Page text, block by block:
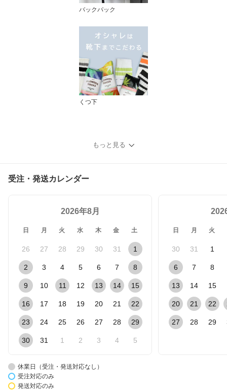
バックパック
くつ下
もっと見る
受注・発送カレンダー
2026年8月
日 月 火 水 木 金 土
26 27 28 29 30 31 1
2 3 4 5 6 7 8
9 10 11 12 13 14 15
16 17 18 19 20 21 22
23 24 25 26 27 28 29
30 31 1 2 3 4 5
日 月 火
30 31 1
6 7 8
13 14 15
20 21 22
27 28 29
休業日（受注・発送対応なし）
受注対応のみ
発送対応のみ